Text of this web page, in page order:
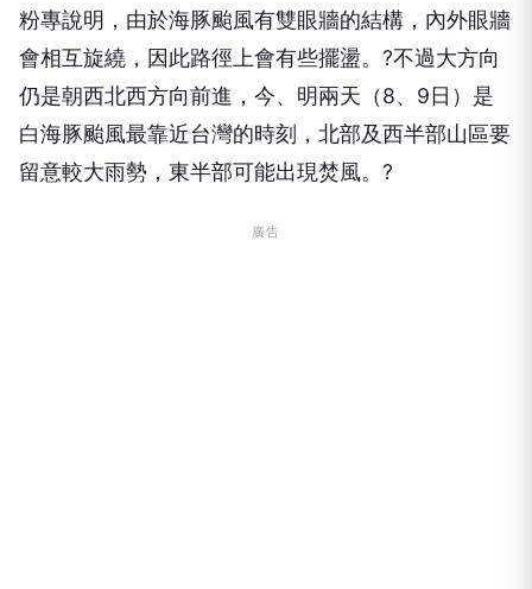
粉專說明，由於海豚颱風有雙眼牆的結構，內外眼牆
會相互旋繞，因此路徑上會有些擺盪。?不過大方向
仍是朝西北西方向前進，今、明兩天（8、9日）是
白海豚颱風最靠近台灣的時刻，北部及西半部山區要
留意較大雨勢，東半部可能出現焚風。?
廣告